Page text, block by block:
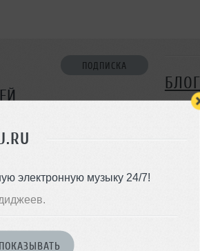
электронную музыку 24/7!
ПОДПИСКА
БЛОГ